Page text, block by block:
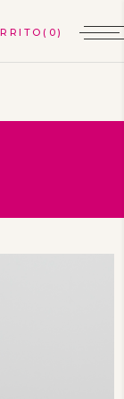
(0)
de Sevilla sin